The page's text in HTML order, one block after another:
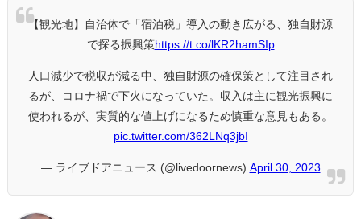
【観光地】自治体で「宿泊税」導入の動き広がる、独自財源
で探る振興策https://t.co/lKR2hamSIp
人口減少で税収が減る中、独自財源の確保策として注目され
るが、コロナ禍で下火になっていた。収入は主に観光振興に
使われるが、実質的な値上げになるため慎重な意見もある。
pic.twitter.com/362LNq3jbI
— ライブドアニュース (@livedoornews) April 30, 2023